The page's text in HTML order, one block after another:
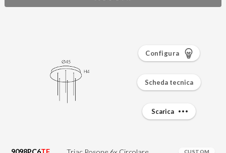
CUSTOM
Configura
Scheda tecnica
Scarica